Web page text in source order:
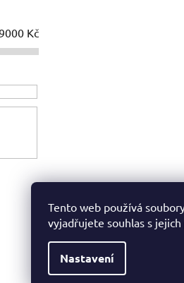
Tento web používá
vyjadřujete souhlas s
Nastavení
Kč
MeDD lineární
závěsné